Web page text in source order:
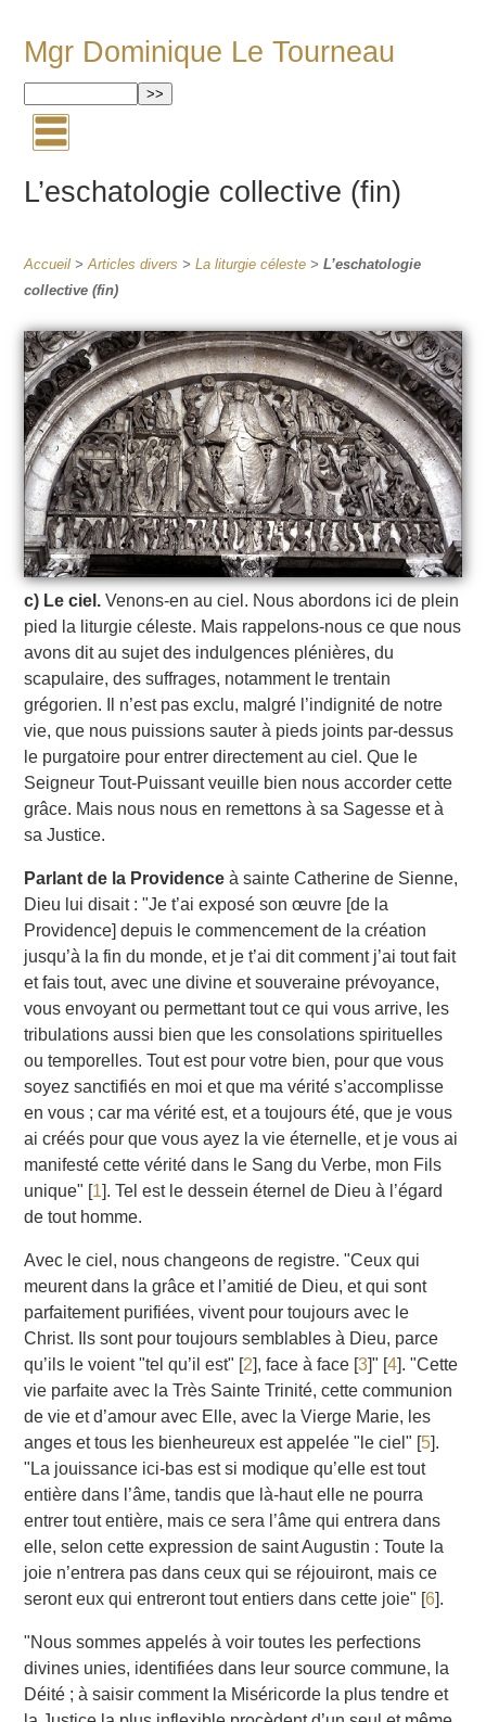
Mgr Dominique Le Tourneau
L’eschatologie collective (fin)
Accueil >Articles divers >La liturgie céleste >L’eschatologie
collective (fin)
c) Le ciel. Venons-en au ciel. Nous abordons ici de plein
pied la liturgie céleste. Mais rappelons-nous ce que nous
avons dit au sujet des indulgences plénières, du
scapulaire, des suffrages, notamment le trentain
grégorien. Il n’est pas exclu, malgré l’indignité de notre
vie, que nous puissions sauter à pieds joints par-dessus
le purgatoire pour entrer directement au ciel. Que le
Seigneur Tout-Puissant veuille bien nous accorder cette
grâce. Mais nous nous en remettons à sa Sagesse et à
sa Justice.
Parlant de la Providence à sainte Catherine de Sienne,
Dieu lui disait : "Je t’ai exposé son œuvre [de la
Providence] depuis le commencement de la création
jusqu’à la fin du monde, et je t’ai dit comment j’ai tout fait
et fais tout, avec une divine et souveraine prévoyance,
vous envoyant ou permettant tout ce qui vous arrive, les
tribulations aussi bien que les consolations spirituelles
ou temporelles. Tout est pour votre bien, pour que vous
soyez sanctifiés en moi et que ma vérité s’accomplisse
en vous ; car ma vérité est, et a toujours été, que je vous
ai créés pour que vous ayez la vie éternelle, et je vous ai
manifesté cette vérité dans le Sang du Verbe, mon Fils
unique" [1]. Tel est le dessein éternel de Dieu à l’égard
de tout homme.
Avec le ciel, nous changeons de registre. "Ceux qui
meurent dans la grâce et l’amitié de Dieu, et qui sont
parfaitement purifiées, vivent pour toujours avec le
Christ. Ils sont pour toujours semblables à Dieu, parce
qu’ils le voient "tel qu’il est" [2], face à face [3]" [4]. "Cette
vie parfaite avec la Très Sainte Trinité, cette communion
de vie et d’amour avec Elle, avec la Vierge Marie, les
anges et tous les bienheureux est appelée "le ciel" [5].
"La jouissance ici-bas est si modique qu’elle est tout
entière dans l’âme, tandis que là-haut elle ne pourra
entrer tout entière, mais ce sera l’âme qui entrera dans
elle, selon cette expression de saint Augustin : Toute la
joie n’entrera pas dans ceux qui se réjouiront, mais ce
seront eux qui entreront tout entiers dans cette joie" [6].
"Nous sommes appelés à voir toutes les perfections
divines unies, identifiées dans leur source commune, la
Déité ; à saisir comment la Miséricorde la plus tendre et